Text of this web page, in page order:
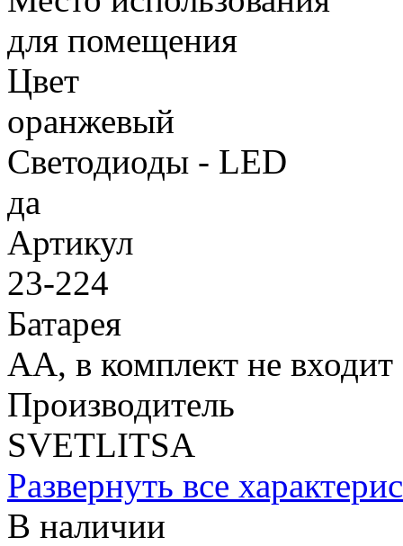
для помещения
Цвет
оранжевый
Светодиоды - LED
да
Артикул
23-224
Батарея
АА, в комплект не входит
Производитель
SVETLITSA
Развернуть все
В наличии